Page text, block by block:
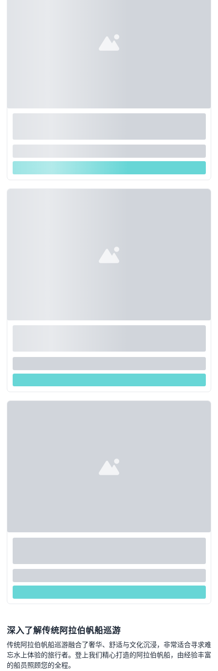
深入了解传统阿拉伯帆船巡游
传统阿拉伯帆船巡游融合了奢华、舒适与文化沉浸，非常适合寻求难
忘水上体验的旅行者。登上我们精心打造的阿拉伯帆船，由经验丰富
的船员照顾您的全程。